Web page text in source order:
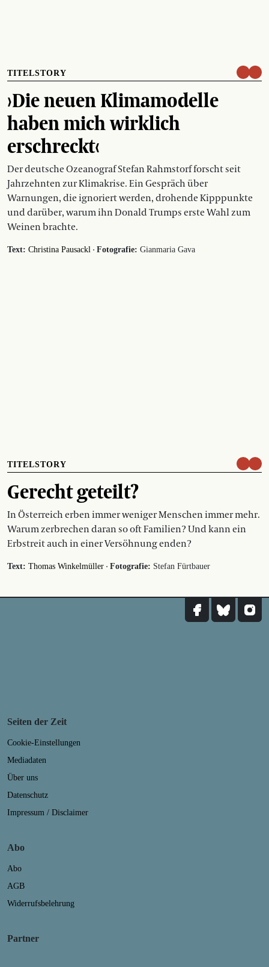
TITELSTORY
›Die neuen Klimamodelle
haben mich wirklich
erschreckt‹
Der deutsche Ozeanograf Stefan Rahmstorf forscht seit
Jahrzehnten zur Klimakrise. Ein Gespräch über
Warnungen, die ignoriert werden, drohende Kipppunkte
und darüber, warum ihn Donald Trumps erste Wahl zum
Weinen brachte.
Text: Christina Pausackl · Fotografie: Gianmaria Gava
TITELSTORY
Gerecht geteilt?
In Österreich erben immer weniger Menschen immer mehr.
Warum zerbrechen daran so oft Familien? Und kann ein
Erbstreit auch in einer Versöhnung enden?
Text: Thomas Winkelmüller · Fotografie: Stefan Fürtbauer
Seiten der Zeit
Cookie-Einstellungen
Mediadaten
Über uns
Datenschutz
Impressum / Disclaimer
Abo
Abo
AGB
Widerrufsbelehrung
Partner